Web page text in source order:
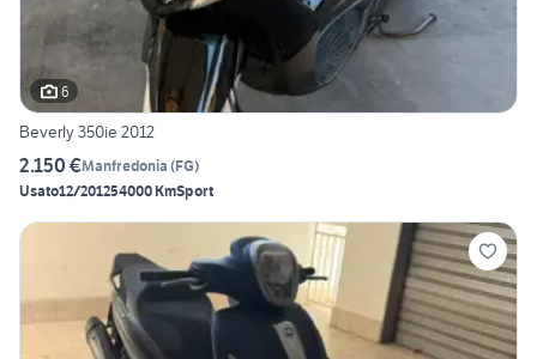
6
Beverly 350ie 2012
2.150 €Manfredonia (FG)
Usato12/201254000 KmSport